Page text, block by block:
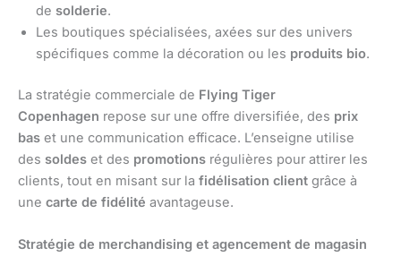
de solderie.
Les boutiques spécialisées, axées sur des univers
spécifiques comme la décoration ou les produits bio.
La stratégie commerciale de Flying Tiger
Copenhagen repose sur une offre diversifiée, des prix
bas et une communication efficace. L’enseigne utilise
des soldes et des promotions régulières pour attirer les
clients, tout en misant sur la fidélisation client grâce à
une carte de fidélité avantageuse.
Stratégie de merchandising et agencement de magasin